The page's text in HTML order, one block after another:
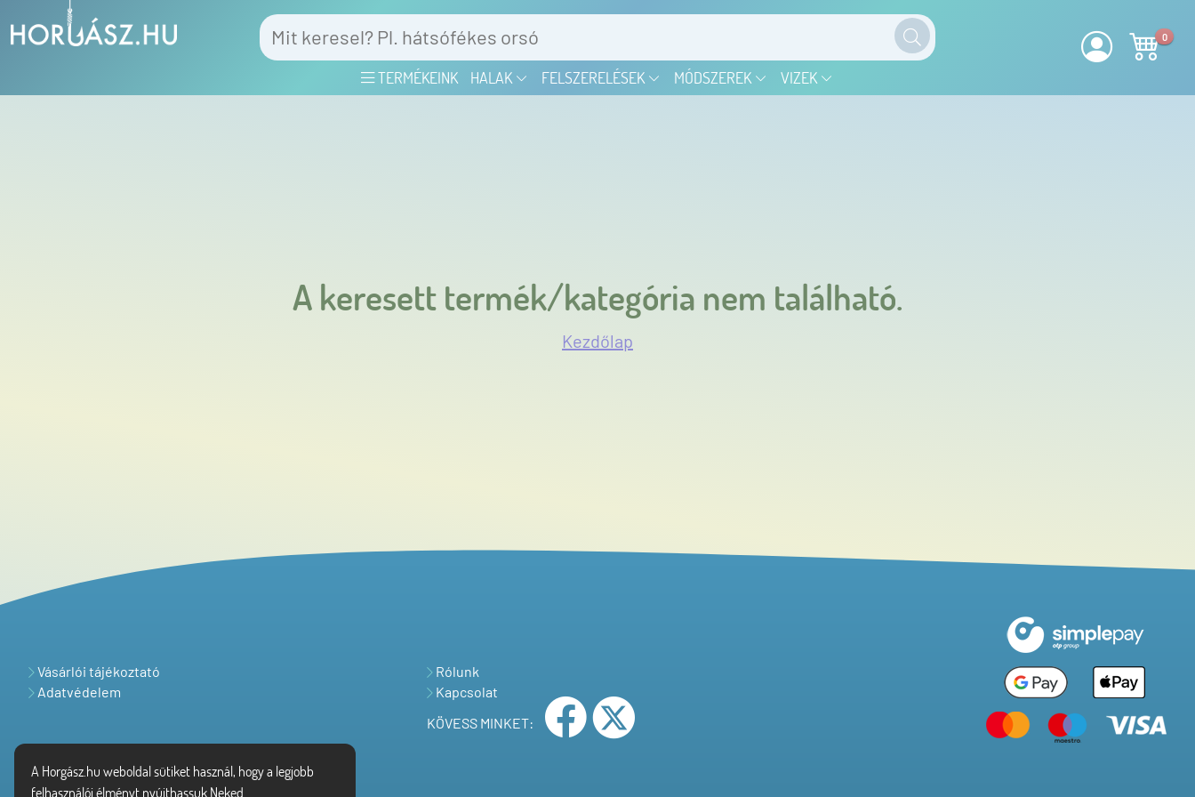
A Horgász.hu weboldal sütiket használ, hogy a legjobb
felhasználói élményt nyújthassuk Neked.
TERMÉKEINK HALAK FELSZERELÉSEK MÓDSZEREK VIZEK
0
A keresett termék/kategória nem található.
Kezdőlap
Vásárlói tájékoztató
Adatvédelem
Rólunk
Kapcsolat
KÖVESS MINKET: